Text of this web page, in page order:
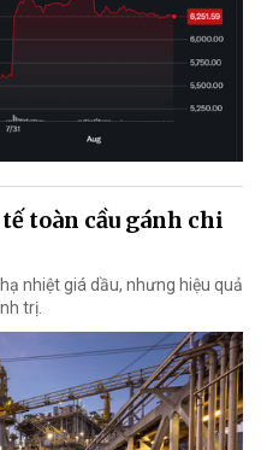
toàn cầu gánh chi
nhiệt giá dầu, nhưng hiệu quả
trị.